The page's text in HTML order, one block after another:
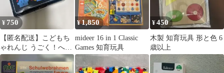
¥750
【匿名配送】こどもち
ゃれんじ うごく！へん
しんロボキット
¥1,850
mideer 16 in 1 Classic
Games 知育玩具
¥450
木製 知育玩具 形と色 6
歳以上